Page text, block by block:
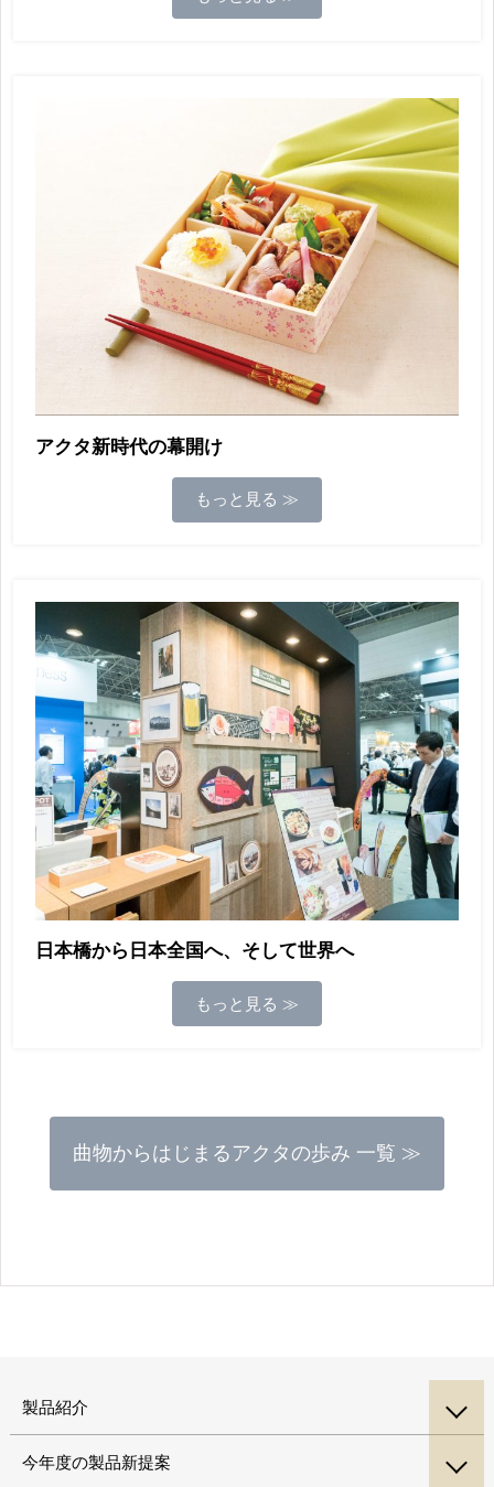
アクタ新時代の幕開け
もっと見る ≫
日本橋から日本全国へ、そして世界へ
もっと見る ≫
曲物からはじまるアクタの歩み 一覧 ≫
製品紹介
今年度の製品新提案